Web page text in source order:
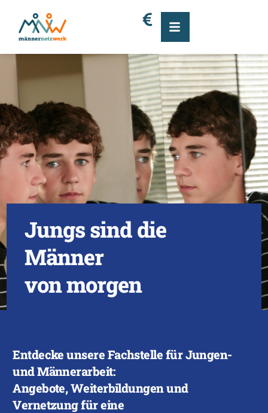
Jungssinddie
Männer
vonmorgen
Entdecke unsereFachstellefürJungen-
undMännerarbeit:
Angebote,Weiterbildungenund
Vernetzungfüreine